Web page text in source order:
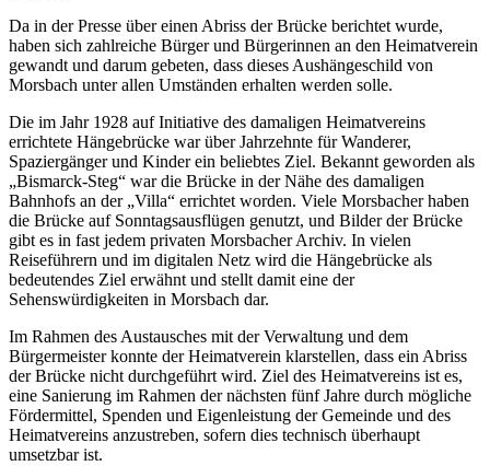
Da in der Presse über einen Abriss der Brücke berichtet wurde,
haben sich zahlreiche Bürger und Bürgerinnen an den Heimatverein
gewandt und darum gebeten, dass dieses Aushängeschild von
Morsbach unter allen Umständen erhalten werden solle.
Die im Jahr 1928 auf Initiative des damaligen Heimatvereins
errichtete Hängebrücke war über Jahrzehnte für Wanderer,
Spaziergänger und Kinder ein beliebtes Ziel. Bekannt geworden als
„Bismarck-Steg“ war die Brücke in der Nähe des damaligen
Bahnhofs an der „Villa“ errichtet worden. Viele Morsbacher haben
die Brücke auf Sonntagsausflügen genutzt, und Bilder der Brücke
gibt es in fast jedem privaten Morsbacher Archiv. In vielen
Reiseführern und im digitalen Netz wird die Hängebrücke als
bedeutendes Ziel erwähnt und stellt damit eine der
Sehenswürdigkeiten in Morsbach dar.
Im Rahmen des Austausches mit der Verwaltung und dem
Bürgermeister konnte der Heimatverein klarstellen, dass ein Abriss
der Brücke nicht durchgeführt wird. Ziel des Heimatvereins ist es,
eine Sanierung im Rahmen der nächsten fünf Jahre durch mögliche
Fördermittel, Spenden und Eigenleistung der Gemeinde und des
Heimatvereins anzustreben, sofern dies technisch überhaupt
umsetzbar ist.